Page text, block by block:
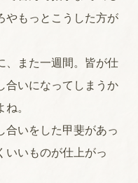
やもっとこうした方が
また一週間。皆が仕
合いになってしまうか
。
いをした甲斐があっ
いいものが仕上がっ